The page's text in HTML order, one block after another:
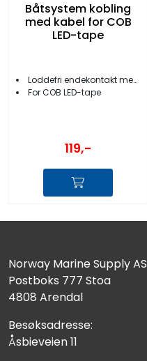
Båtsystem kobling
med kabel for COB
LED-tape
Loddefri endekontakt med kabel
For COB LED-tape
119,-
Norway Marine Supply AS
Postboks 777 Stoa
4808 Arendal
Besøksadresse:
Åsbieveien 11